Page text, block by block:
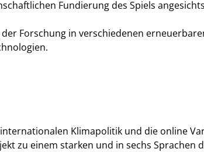
Fundierung des Spiels
Forschung in verschiedenen
Klimapolitik und die online
zu einem starken und in sechs Sprachen